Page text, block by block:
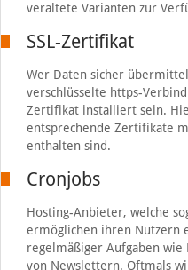
veraltete Varianten zur
SSL-Zertifikat
Wer Daten sicher
verschlüsselte https-
Zertifikat installiert sein.
entsprechende Zertifikate
enthalten sind.
Cronjobs
Hosting-Anbieter, welche
ermöglichen ihren Nutzern
regelmäßiger Aufgaben wie
von Newslettern. Oftmals